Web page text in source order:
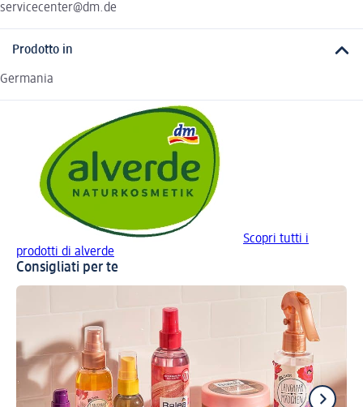
servicecenter@dm.de
Prodotto in
Germania
Scopri tutti i
prodotti di alverde
Consigliati per te